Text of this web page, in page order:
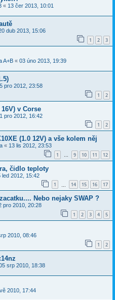
« 13 čer 2013, 10:01
dub 2013, 15:06
1 2 3
A+B « 03 úno 2013, 19:39
pro 2012, 23:58
1 2
v Corse
pro 2012, 16:42
1 2
(1.0 12V) a vše kolem něj
« 13 lis 2012, 23:53
1 … 9 10 11 12
čidlo teploty
led 2012, 15:42
1 14 15 16 17
Nebo nejaky SWAP ?
pro 2010, 20:28
1 2 3 4 5
2010, 08:46
1 2
srp 2010, 18:38
2010, 17:44